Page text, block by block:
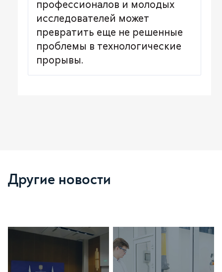
профессионалов и молодых
исследователей может
превратить еще не решенные
проблемы в технологические
прорывы.
Другие новости